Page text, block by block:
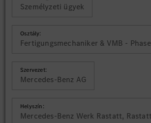
Személyzeti ügyek
Osztály:
Fertigungsmechaniker & VMB -
Szervezet:
Mercedes-Benz AG
Helyszín:
Mercedes-Benz Werk Rastatt, Rastatt